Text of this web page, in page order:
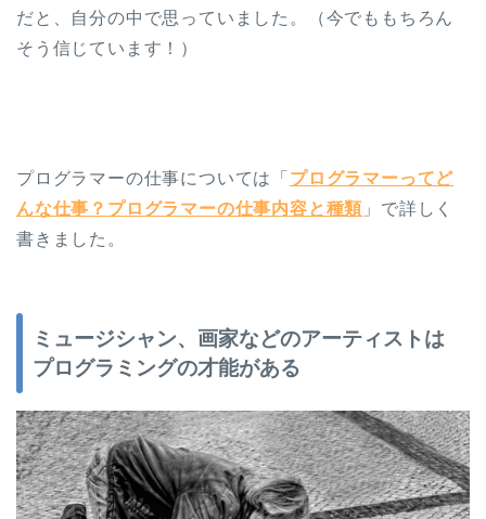
だと、自分の中で思っていました。（今でももちろん
そう信じています！）
プログラマーの仕事については「 プログラマーってど
んな仕事？プログラマーの仕事内容と種類 」で詳しく
書きました。
ミュージシャン、画家などのアーティストは
プログラミングの才能がある